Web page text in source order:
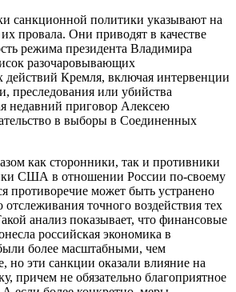
санкционной политики указывают на
провала. Они приводят в качестве
режима президента Владимира
разочаровывающих
действий Кремля, включая интервенции
преследования или убийства
недавний приговор Алексею
в выборы в Соединенных
как сторонники, так и противники
США в отношении России по-своему
противоречие может быть устранено
точного воздействия тех
анализ показывает, что финансовые
российская экономика в
более масштабными, чем
но эти санкции оказали влияние на
причем не обязательно благоприятное